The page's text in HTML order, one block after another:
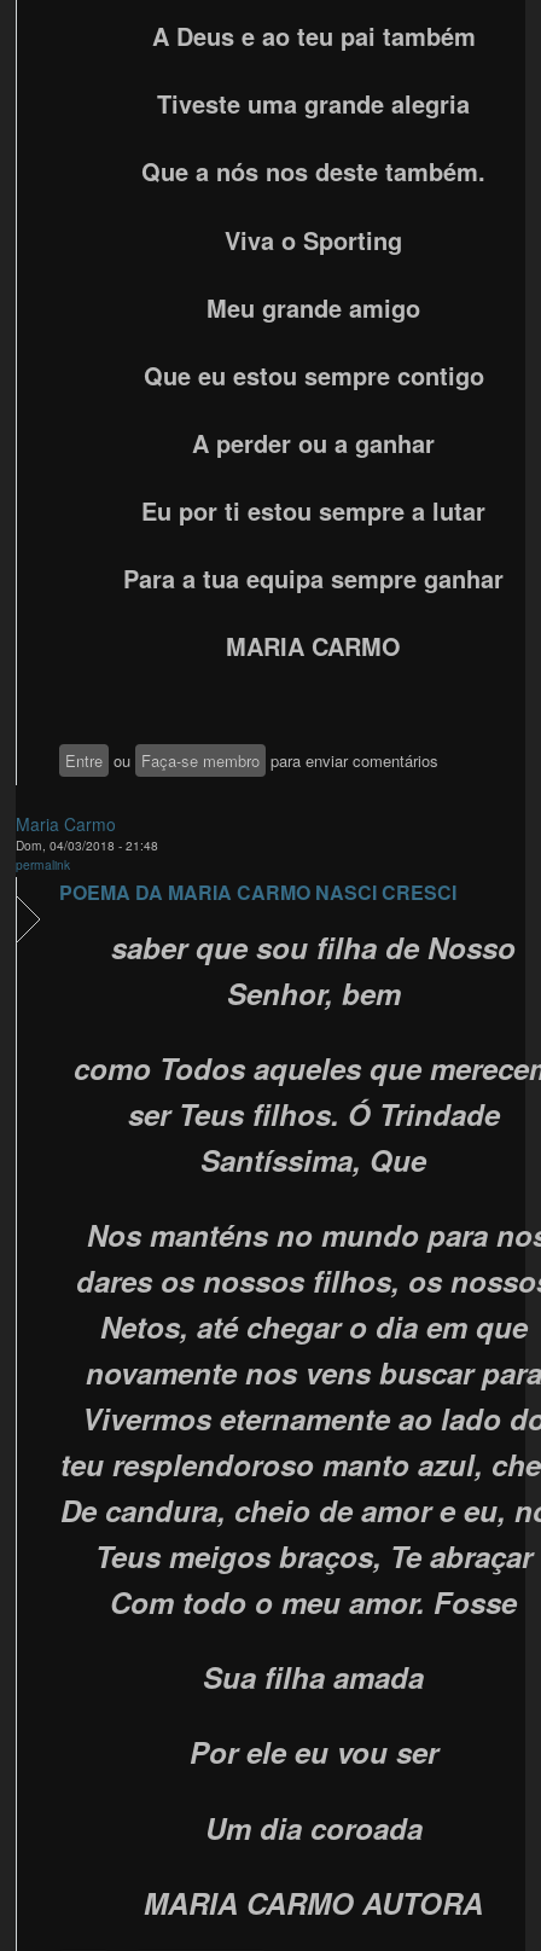
A Deus e ao teu pai também
Tiveste uma grande alegria
Que a nós nos deste também.
Viva o Sporting
Meu grande amigo
Que eu estou sempre contigo
A perder ou a ganhar
Eu por ti estou sempre a lutar
Para a tua equipa sempre ganhar
MARIA CARMO
Entre ou Faça-se membro para enviar comentários
Maria Carmo
Dom, 04/03/2018 - 21:48
permalink
POEMA DA MARIA CARMO NASCI CRESCI
saber que sou filha de Nosso
Senhor, bem
como Todos aqueles que
ser Teus filhos. Ó Trindade
Santíssima, Que
Nos manténs no mundo para
dares os nossos filhos, os
Netos, até chegar o dia em que
novamente nos vens buscar para
Vivermos eternamente ao lado
teu resplendoroso manto azul,
De candura, cheio de amor e eu,
Teus meigos braços, Te abraçar
Com todo o meu amor. Fosse
Sua filha amada
Por ele eu vou ser
Um dia coroada
MARIA CARMO AUTORA